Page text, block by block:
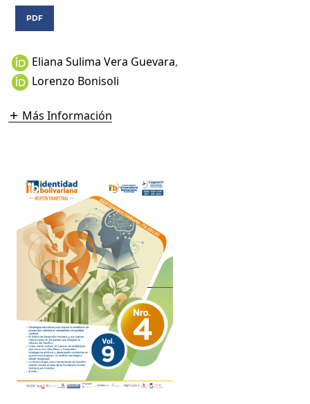
PDF
Eliana Sulima Vera Guevara,
Lorenzo Bonisoli
Más Información